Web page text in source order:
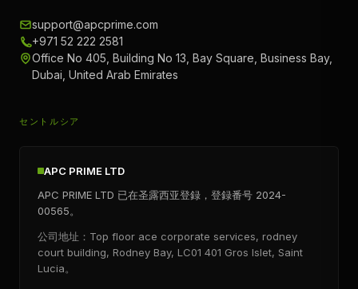
support@apcprime.com
+971 52 222 2581
Office No 405, Building No 13, Bay Square, Business Bay,
Dubai, United Arab Emirates
セントルシア
APC PRIME LTD
APC PRIME LTD 已在圣露西亚登録，登録番号 2024-
00565。
公司地址：Top floor ace corporate services, rodney
court building, Rodney Bay, LC01 401 Gros Islet, Saint
Lucia。